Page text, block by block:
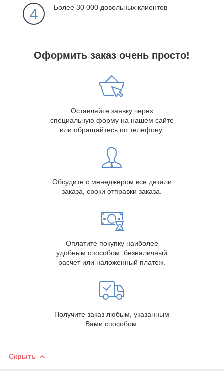
4 Более 30 000 довольных клиентов
Оформить заказ очень просто!
Оставляйте заявку через
специальную форму на нашем сайте
или обращайтесь по телефону.
Обсудите с менеджером все детали
заказа, сроки отправки заказа.
Оплатите покупку наиболее
удобным способом: безналичный
расчет или наложенный платеж.
Получите заказ любым, указанным
Вами способом.
Скрыть